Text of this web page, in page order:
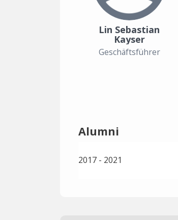
Lin Sebastian
Kayser
Geschäftsführer
Alumni
2017 - 2021